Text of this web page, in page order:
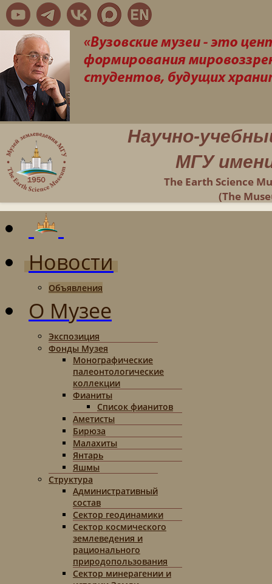
Научно-
МГУ
The Earth Science
(The
Новости
Объявления
О Музее
Экспозиция
Фонды Музея
Монографические
палеонтологические
коллекции
Фианиты
Список фианитов
Аметисты
Бирюза
Малахиты
Янтарь
Яшмы
Структура
Административный
состав
Сектор геодинамики
Сектор космического
землеведения и
рационального
природопользования
Сектор минерагении и